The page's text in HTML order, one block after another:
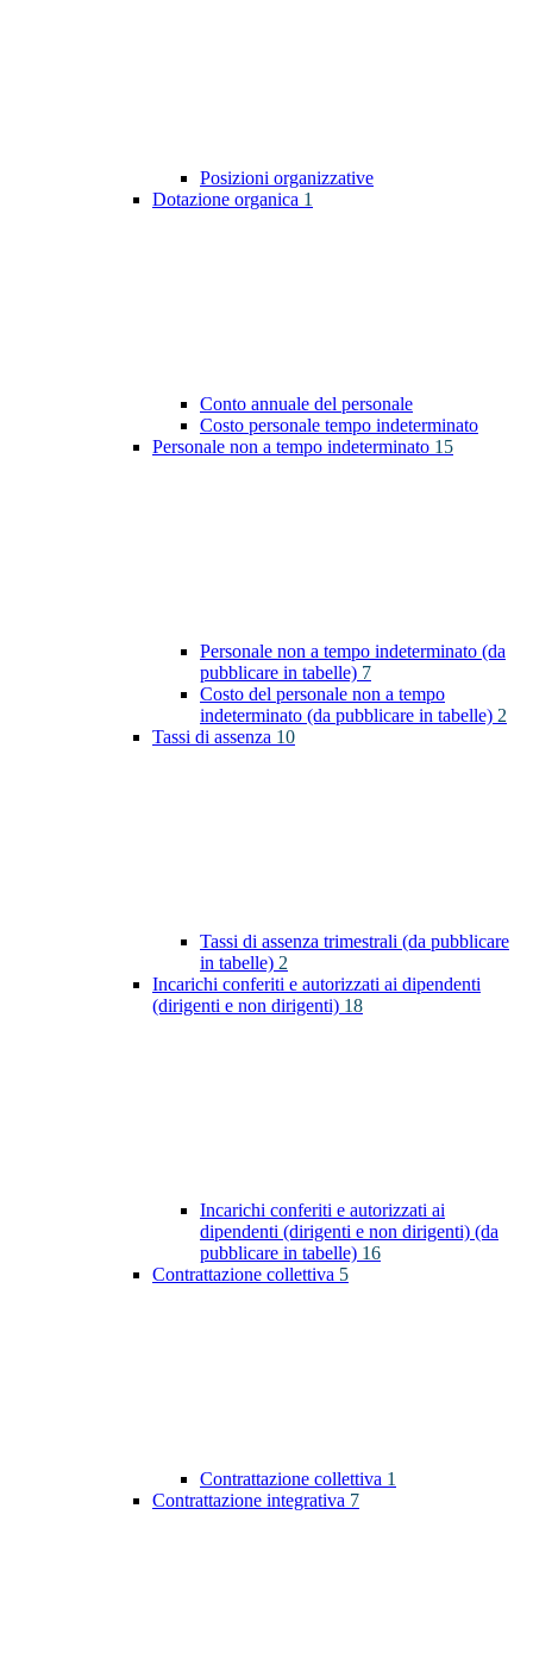
Posizioni organizzative
Dotazione organica 1
Conto annuale del personale
Costo personale tempo indeterminato
Personale non a tempo indeterminato 15
Personale non a tempo indeterminato (da
pubblicare in tabelle) 7
Costo del personale non a tempo
indeterminato (da pubblicare in tabelle) 2
Tassi di assenza 10
Tassi di assenza trimestrali (da pubblicare
in tabelle) 2
Incarichi conferiti e autorizzati ai dipendenti
(dirigenti e non dirigenti) 18
Incarichi conferiti e autorizzati ai
dipendenti (dirigenti e non dirigenti) (da
pubblicare in tabelle) 16
Contrattazione collettiva 5
Contrattazione collettiva 1
Contrattazione integrativa 7